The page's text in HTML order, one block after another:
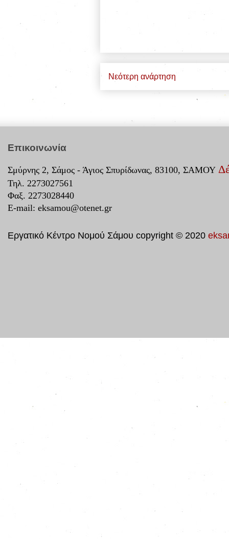
Νεότερη ανάρτηση
Επικοινωνία
Σμύρνης 2, Σάμος - Άγιος Σπυρίδωνας, 83100, ΣΑΜΟΥ
Τηλ. 2273027561
Φαξ. 2273028440
E-mail: eksamou@otenet.gr
Εργατικό Κέντρο Νομού Σάμου copyright © 2020